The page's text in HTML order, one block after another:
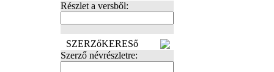
Részlet a versből:
SZERZőKERESő
Szerző névrészletre: